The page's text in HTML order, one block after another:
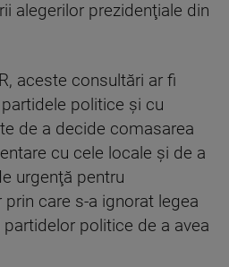
alegerilor prezidenţiale din
aceste consultări ar fi
politice şi cu
de a decide comasarea
cu cele locale şi de a
urgenţă pentru
care s-a ignorat legea
politice de a avea